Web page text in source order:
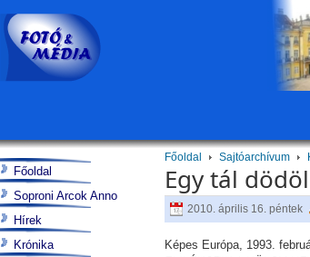
Főoldal Sajtóarchívum
Egy tál
2010. április 16. péntek
Képes Európa, 1993.
Főoldal
Soproni Arcok Anno
Hírek
Krónika